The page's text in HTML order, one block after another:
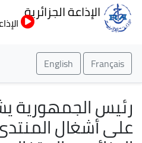
إلى
الإذاعة الجزائرية
Français
English
رئيس الجمهورية
على أشغال